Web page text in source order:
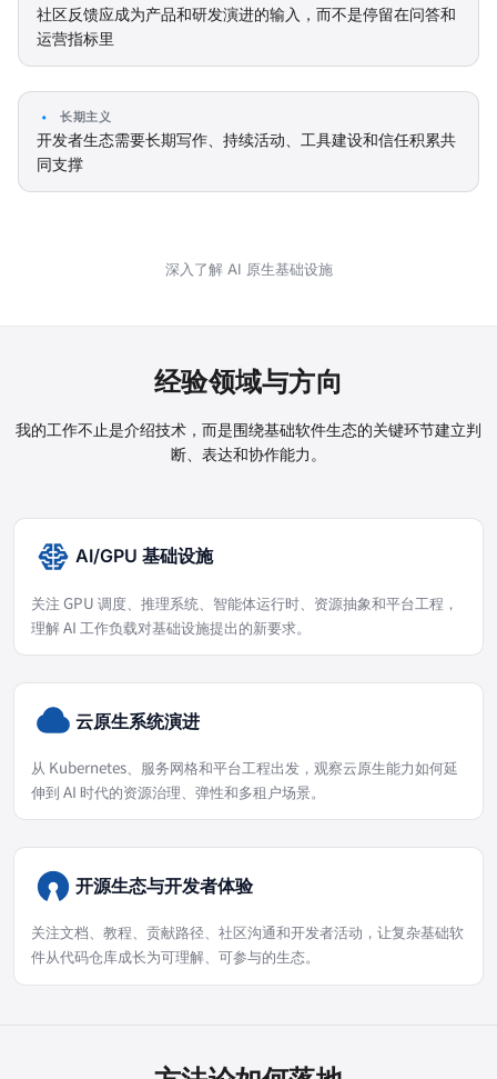
社区反馈应成为产品和研发演进的输入，而不是停留在问答和
运营指标里
长期主义
开发者生态需要长期写作、持续活动、工具建设和信任积累共
同支撑
深入了解 AI 原生基础设施
经验领域与方向
我的工作不止是介绍技术，而是围绕基础软件生态的关键环节建立判
断、表达和协作能力。
AI/GPU 基础设施
关注 GPU 调度、推理系统、智能体运行时、资源抽象和平台工程，
理解 AI 工作负载对基础设施提出的新要求。
云原生系统演进
从 Kubernetes、服务网格和平台工程出发，观察云原生能力如何延
伸到 AI 时代的资源治理、弹性和多租户场景。
开源生态与开发者体验
关注文档、教程、贡献路径、社区沟通和开发者活动，让复杂基础软
件从代码仓库成长为可理解、可参与的生态。